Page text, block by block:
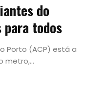
do
todos
Porto (ACP) está a
metro,...